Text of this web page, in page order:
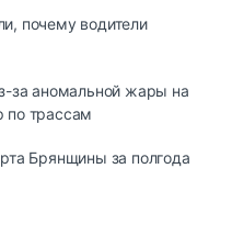
почему водители
за аномальной жары на
по трассам
Брянщины за полгода